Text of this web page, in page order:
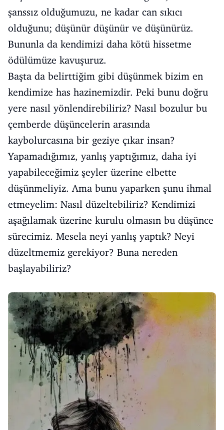
şanssız olduğumuzu, ne kadar can sıkıcı
olduğunu; düşünür düşünür ve düşünürüz.
Bununla da kendimizi daha kötü hissetme
ödülümüze kavuşuruz.
Başta da belirttiğim gibi düşünmek bizim en
kendimize has hazinemizdir. Peki bunu doğru
yere nasıl yönlendirebiliriz? Nasıl bozulur bu
çemberde düşüncelerin arasında
kaybolurcasına bir geziye çıkar insan?
Yapamadığımız, yanlış yaptığımız, daha iyi
yapabileceğimiz şeyler üzerine elbette
düşünmeliyiz. Ama bunu yaparken şunu ihmal
etmeyelim: Nasıl düzeltebiliriz? Kendimizi
aşağılamak üzerine kurulu olmasın bu düşünce
sürecimiz. Mesela neyi yanlış yaptık? Neyi
düzeltmemiz gerekiyor? Buna nereden
başlayabiliriz?